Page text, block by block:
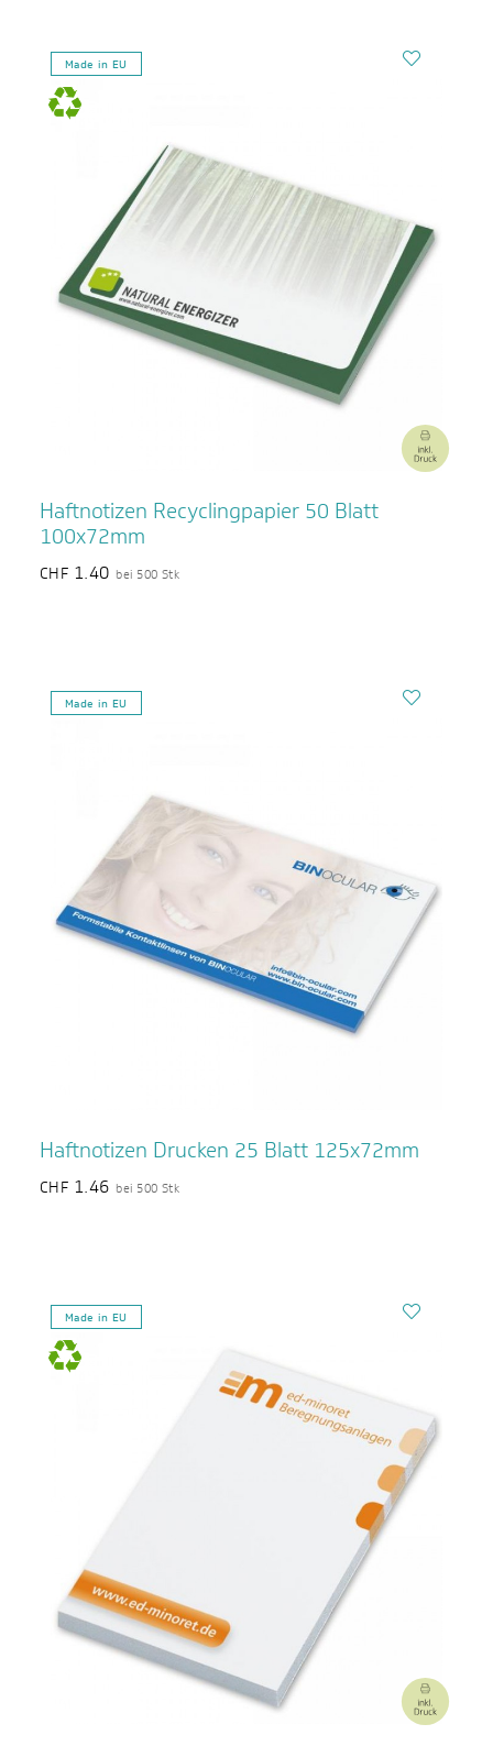
Made in EU
Haftnotizen Recyclingpapier 50 Blatt
100x72mm
CHF 1.40 bei 500 Stk
Made in EU
Haftnotizen Drucken 25 Blatt 125x72mm
CHF 1.46 bei 500 Stk
Made in EU